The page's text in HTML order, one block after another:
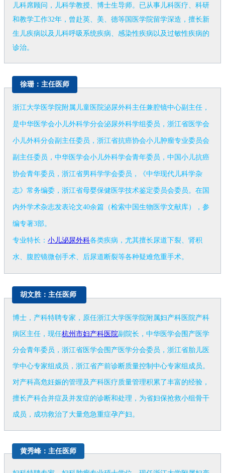
儿科席顾问，儿科学教授、博士生导师。已从事儿科医疗、科研
和教学工作32年，曾赴英、美、德等国医学院留学深造，擅长新
生儿疾病以及儿科呼吸系统疾病、感染性疾病以及过敏性疾病的
诊治。
徐珊：主任医师
浙江大学医学院附属儿童医院泌尿外科主任兼腔镜中心副主任，
是中华医学会小儿外科学分会泌尿外科学组委员，浙江省医学会
小儿外科分会副主任委员，浙江省抗癌协会小儿肿瘤专业委员会
副主任委员，中华医学会小儿外科学会青年委员，中国小儿抗癌
协会青年委员，浙江省男科学学会委员，《中华现代儿科学杂
志》常务编委，浙江省母婴保健医学技术鉴定委员会委员。在国
内外学术杂志发表论文40余篇（检索中国生物医学文献库），参
编专著3部。
专业特长： 小儿泌尿外科各类疾病，尤其擅长尿道下裂、肾积
水、腹腔镜微创手术、后尿道断裂等各种疑难危重手术。
胡文胜：主任医师
博士，产科特聘专家， 原任浙江大学医学院附属妇产科医院产科
病区主任，现任杭州市妇产科医院副院长，中华医学会围产医学
分会青年委员，浙江省医学会围产医学分会委员，浙江省胎儿医
学中心专家组成员，浙江省产前诊断质量控制中心专家组成员。
对产科高危妊娠的管理及产科医疗质量管理积累了丰富的经验，
擅长产科合并症及并发症的诊断和处理，为省妇保抢救小组骨干
成员，成功救治了大量危急重症孕产妇。
黄秀峰：主任医师